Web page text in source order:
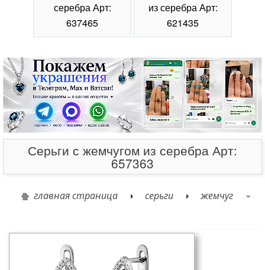
серебра Арт:
637465
из серебра Арт:
621435
Серьги с жемчугом из серебра Арт:
657363
главная страница серьги жемчуг